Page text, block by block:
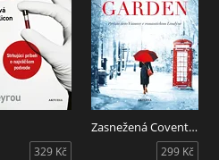
329 Kč
Zasnežená Covent Garden
299 Kč